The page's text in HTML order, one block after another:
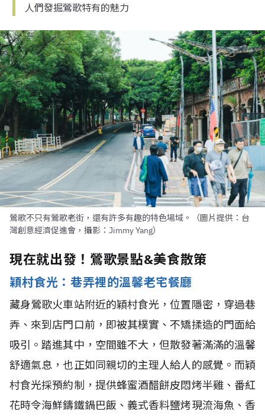
人們發掘鶯歌特有的魅力
鶯歌不只有鶯歌老街，還有許多有趣的特色場域。（圖片提供：台
灣創意經濟促進會，攝影：Jimmy Yang）
現在就出發！鶯歌景點&美食散策
穎村食光：巷弄裡的溫馨老宅餐廳
藏身鶯歌火車站附近的穎村食光，位置隱密，穿過巷
弄、來到店門口前，即被其樸實、不矯揉造的門面給
吸引。踏進其中，空間雖不大，但散發著滿滿的溫馨
舒適氣息，也正如同親切的主理人給人的感覺。而穎
村食光採預約制，提供蜂蜜酒醋餅皮悶烤半雞、番紅
花時令海鮮鑄鐵鍋巴飯、義式香料鹽烤現流海魚、香